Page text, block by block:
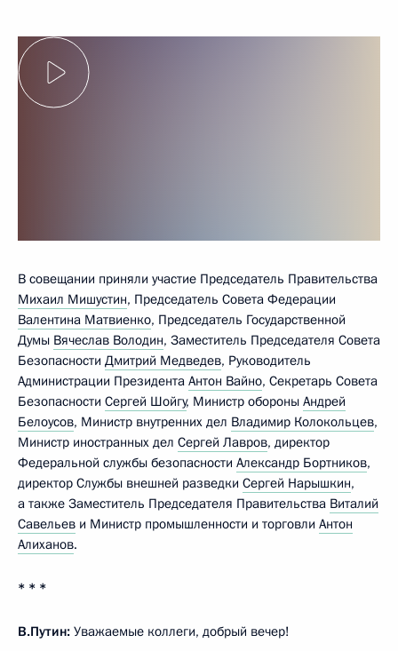
В совещании приняли участие Председатель Правительства
Михаил Мишустин, Председатель Совета Федерации
Валентина Матвиенко, Председатель Государственной
Думы Вячеслав Володин, Заместитель Председателя Совета
Безопасности Дмитрий Медведев, Руководитель
Администрации Президента Антон Вайно, Секретарь Совета
Безопасности Сергей Шойгу, Министр обороны Андрей
Белоусов, Министр внутренних дел Владимир Колокольцев,
Министр иностранных дел Сергей Лавров, директор
Федеральной службы безопасности Александр Бортников,
директор Службы внешней разведки Сергей Нарышкин,
а также Заместитель Председателя Правительства Виталий
Савельев и Министр промышленности и торговли Антон
Алиханов.
* * *
В.Путин: Уважаемые коллеги, добрый вечер!